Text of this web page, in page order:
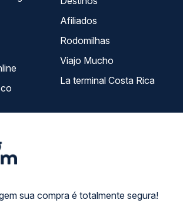
sua compra é totalmente segura!
Online
Afiliados
Rodomilhas
Viajo Mucho
La terminal Costa Rica